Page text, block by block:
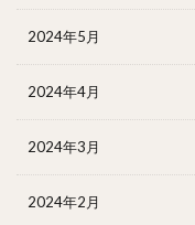
2024年5月
2024年4月
2024年3月
2024年2月